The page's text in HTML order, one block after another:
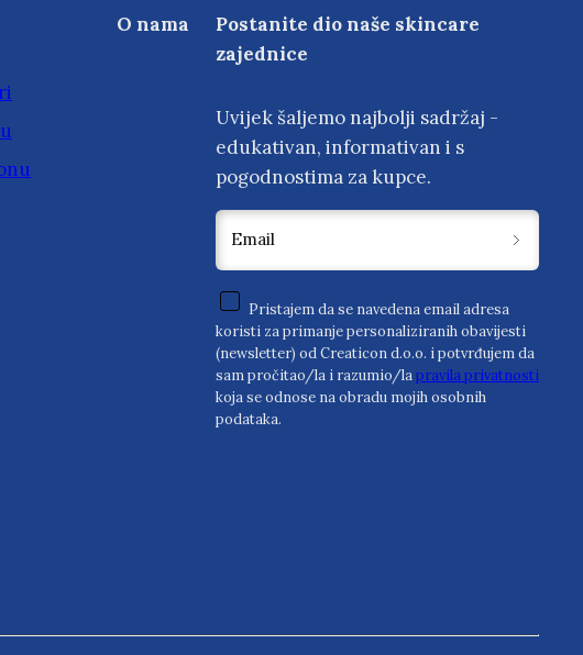
O nama
Postanite dio naše skincare
zajednice
Uvijek šaljemo najbolji sadržaj -
edukativan, informativan i s
pogodnostima za kupce.
Email
Pristajem da se navedena email adresa
koristi za primanje personaliziranih obavijesti
(newsletter) od Creaticon d.o.o. i potvrđujem da
sam pročitao/la i razumio/la pravila privatnosti
koja se odnose na obradu mojih osobnih
podataka.